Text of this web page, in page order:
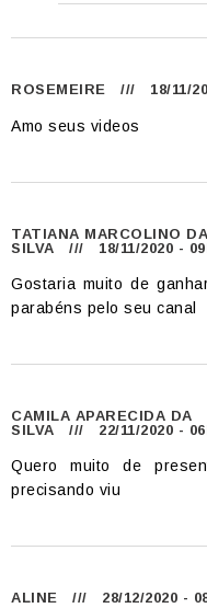
ROSEMEIRE /// 18/11/
Amo seus videos
TATIANA MARCOLINO DA
SILVA /// 18/11/2020 -
Gostaria muito de
parabéns pelo seu canal
CAMILA APARECIDA DA
SILVA /// 22/11/2020 -
Quero muito de
precisando viu
ALINE /// 28/12/2020 -